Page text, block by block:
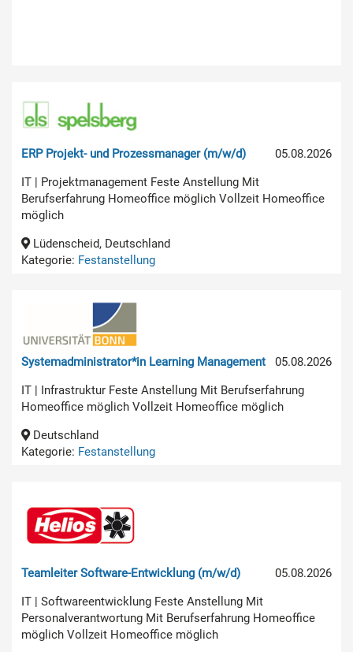
05.08.2026
ERP Projekt- und Prozessmanager (m/w/d)
IT | Projektmanagement Feste Anstellung Mit
Berufserfahrung Homeoffice möglich Vollzeit Homeoffice
möglich
Lüdenscheid, Deutschland
Kategorie: Festanstellung
05.08.2026
Systemadministrator*in Learning Management
IT | Infrastruktur Feste Anstellung Mit Berufserfahrung
Homeoffice möglich Vollzeit Homeoffice möglich
Deutschland
Kategorie: Festanstellung
05.08.2026
Teamleiter Software-Entwicklung (m/w/d)
IT | Softwareentwicklung Feste Anstellung Mit
Personalverantwortung Mit Berufserfahrung Homeoffice
möglich Vollzeit Homeoffice möglich